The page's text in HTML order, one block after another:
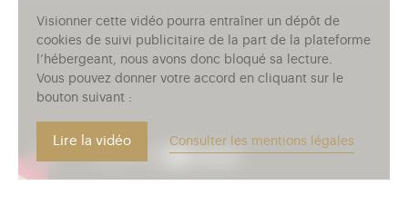
Visionner cette vidéo pourra entraîner un dépôt de
cookies de suivi publicitaire de la part de la plateforme
l’hébergeant, nous avons donc bloqué sa lecture.
Vous pouvez donner votre accord en cliquant sur le
bouton suivant :
Lire la vidéo Consulter les mentions légales